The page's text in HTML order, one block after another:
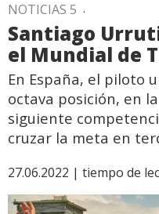
NOTICIAS 5 .
Santiago
el Mundial de
En España, el piloto
octava posición, en
siguiente
cruzar la meta en
27.06.2022 | tiempo de